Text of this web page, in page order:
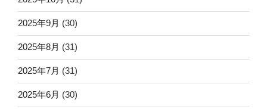
2025年9月 (30)
2025年8月 (31)
2025年7月 (31)
2025年6月 (30)